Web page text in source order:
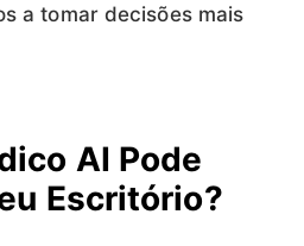
a tomar decisões mais
AI Pode
Escritório?